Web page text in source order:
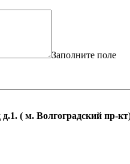
Заполните поле
( м. Волгоградский пр-